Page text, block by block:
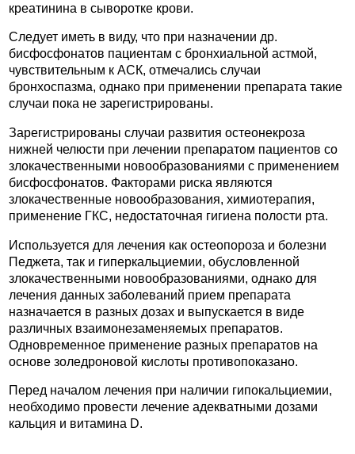
креатинина в сыворотке крови.
Следует иметь в виду, что при назначении др.
бисфосфонатов пациентам с бронхиальной астмой,
чувствительным к АСК, отмечались случаи
бронхоспазма, однако при применении препарата такие
случаи пока не зарегистрированы.
Зарегистрированы случаи развития остеонекроза
нижней челюсти при лечении препаратом пациентов со
злокачественными новообразованиями с применением
бисфосфонатов. Факторами риска являются
злокачественные новообразования, химиотерапия,
применение ГКС, недостаточная гигиена полости рта.
Используется для лечения как остеопороза и болезни
Педжета, так и гиперкальциемии, обусловленной
злокачественными новообразованиями, однако для
лечения данных заболеваний прием препарата
назначается в разных дозах и выпускается в виде
различных взаимонезаменяемых препаратов.
Одновременное применение разных препаратов на
основе золедроновой кислоты противопоказано.
Перед началом лечения при наличии гипокальциемии,
необходимо провести лечение адекватными дозами
кальция и витамина D.